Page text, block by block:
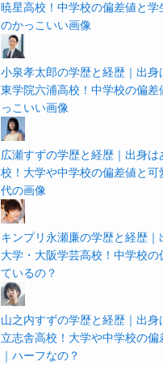
暁星高校！中学校の偏差値と学
のかっこいい画像
小泉孝太郎の学歴と経歴｜出身
東学院六浦高校！中学校の偏差
っこいい画像
広瀬すずの学歴と経歴｜出身は
校！大学や中学校の偏差値と可
代の画像
キンプリ永瀬廉の学歴と経歴｜
大学・大阪学芸高校！中学校の
ているの？
山之内すずの学歴と経歴｜出身
立志舎高校！大学や中学校の偏
｜ハーフなの？